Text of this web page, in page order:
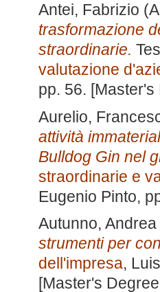
Antei, Fabrizio
trasformazione
straordinarie.
valutazione
pp. 56.
Aurelio,
attività
Bulldog Gin nel
straordinarie e
Eugenio Pinto,
Autunno, Andrea
strumenti per
dell'impresa,
[Master's